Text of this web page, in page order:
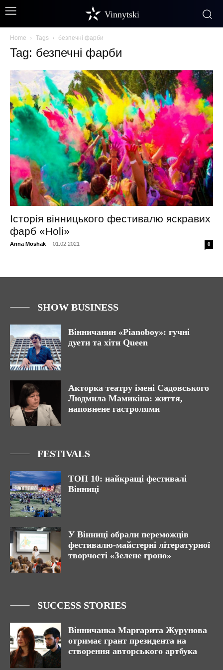
Vinnytski
Home Tags безпечні фарби
Tag: безпечні фарби
Історія вінницького фестивалю яскравих
фарб «Holi»
Anna Moshak - 01.02.2021 0
SHOW BUSINESS
Вінничанин «Pianoboy»: гучні
дуети та хіти Queen
Акторка театру імені Садовського
Людмила Мамикіна: життя,
наповнене гастролями
FESTIVALS
ТОП 10: найкращі фестивалі
Вінниці
У Вінниці обрали переможців
фестивалю-майстерні літературної
творчості «Зелене гроно»
SUCCESS STORIES
Вінничанка Маргарита Журунова
отримає грант президента на
створення авторського артбука